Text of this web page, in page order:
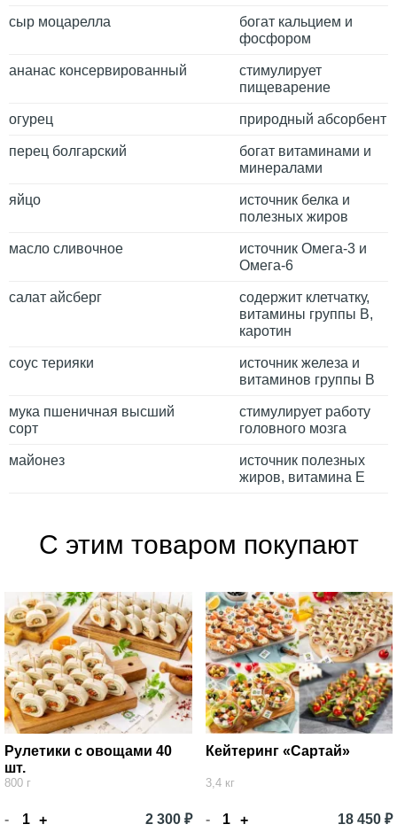
сыр моцарелла
богат кальцием и
фосфором
ананас консервированный
стимулирует
пищеварение
огурец природный абсорбент
перец болгарский
богат витаминами и
минералами
яйцо
источник белка и
полезных жиров
масло сливочное
источник Омега-3 и
Омега-6
салат айсберг
содержит клетчатку,
витамины группы В,
каротин
соус терияки
источник железа и
витаминов группы В
мука пшеничная высший
сорт
стимулирует работу
головного мозга
майонез
источник полезных
жиров, витамина Е
С этим товаром покупают
Рулетики с овощами 40
шт.
800 г
- + 2 300 ₽
Кейтеринг «Сартай»
3,4 кг
- + 18 450 ₽